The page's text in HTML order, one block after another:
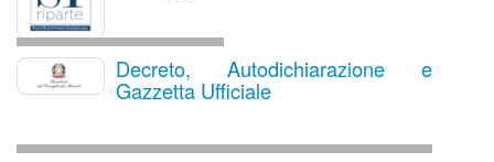
Decreto, Autodichiarazione e
Gazzetta Ufficiale